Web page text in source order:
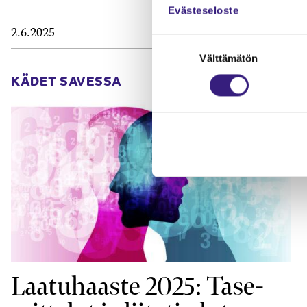
Evästeseloste
Välttämätön
2.6.2025
KÄDET SAVESSA
Laatuhaaste 2025: Tase-